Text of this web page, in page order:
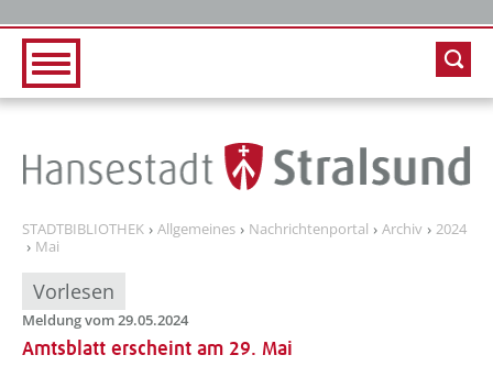
STADTBIBLIOTHEK Allgemeines Nachrichtenportal Archiv
2024
Mai
Vorlesen
Meldung vom 29.05.2024
Amtsblatt erscheint am 29. Mai